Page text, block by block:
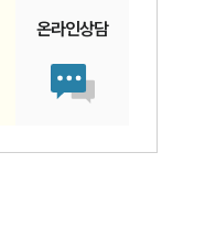
온라인상담